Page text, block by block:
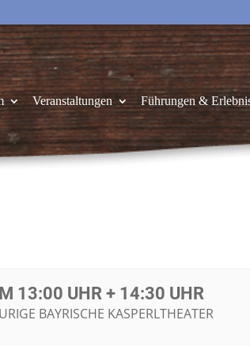
Veranstaltungen Führungen &
13:00 UHR + 14:30 UHR
BAYRISCHE KASPERLTHEATER